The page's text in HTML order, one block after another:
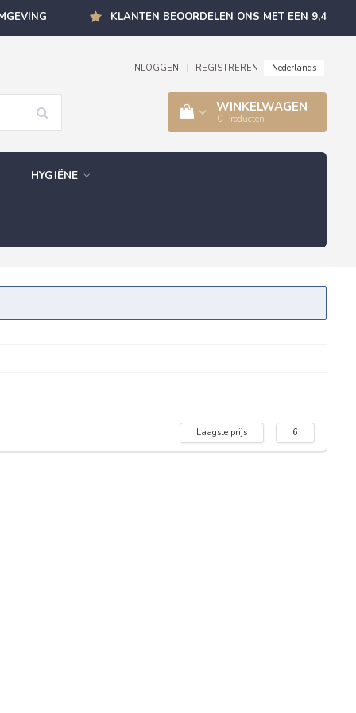
KLANTEN BEOORDELEN ONS MET EEN 9,4
INLOGGEN REGISTREREN Nederlands
WINKELWAGEN
0 Producten
HYGIËNE
Laagste prijs 6